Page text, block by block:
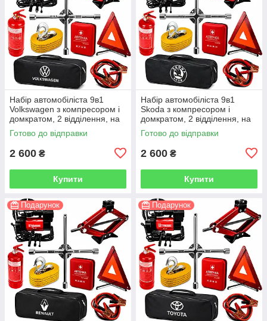
Набір автомобіліста 9в1
Volkswagen з компресором і
домкратом, 2 відділення, на
липучках, чорний
Готово до відправки
2 600 ₴
Купити
Набір автомобіліста 9в1
Skoda з компресором і
домкратом, 2 відділення, на
липучках, чорний
Готово до відправки
2 600 ₴
Купити
Подарунок Подарунок